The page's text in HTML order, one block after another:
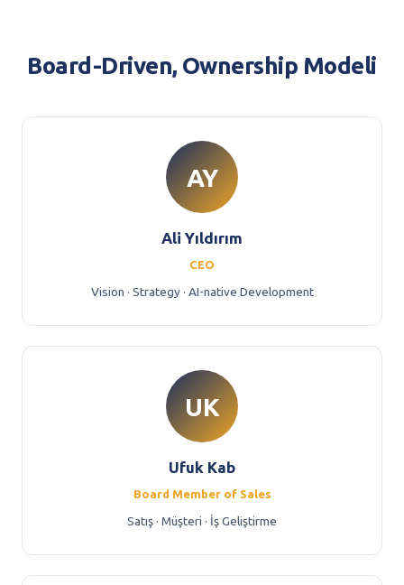
Board-Driven, Ownership Modeli
AY
Ali Yıldırım
CEO
Vision · Strategy · AI-native Development
UK
Ufuk Kab
Board Member of Sales
Satış · Müşteri · İş Geliştirme